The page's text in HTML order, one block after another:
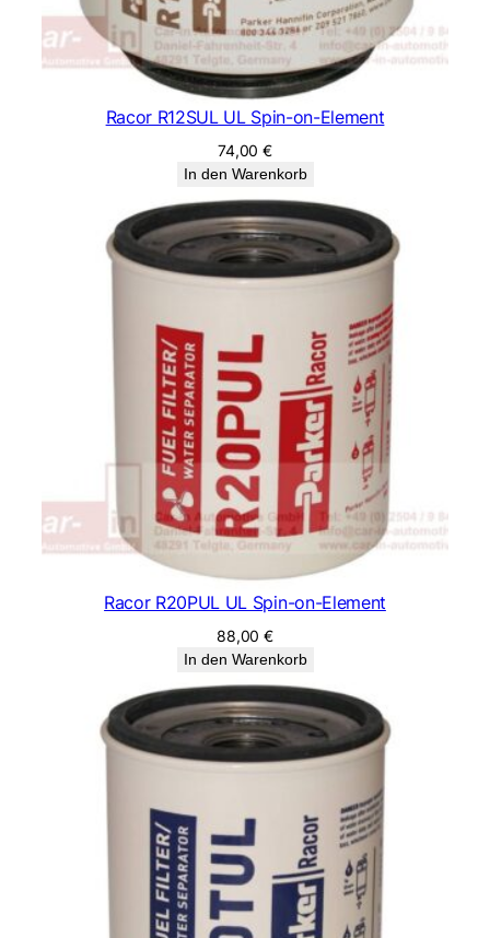
Racor R12SUL UL Spin-on-Element
74,00€
In den Warenkorb
Racor R20PUL UL Spin-on-Element
88,00€
In den Warenkorb